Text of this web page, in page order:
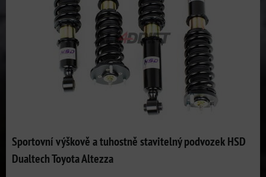
Sportovní výškově a tuhostně stavitelný podvozek HSD
Dualtech Toyota Altezza